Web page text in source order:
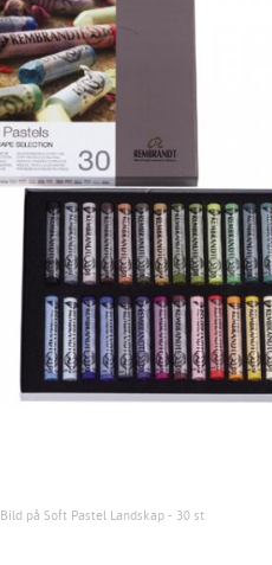
Bild på Soft Pastel Landskap - 30 st